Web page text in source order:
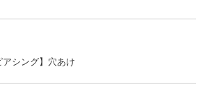
シング】穴あけ